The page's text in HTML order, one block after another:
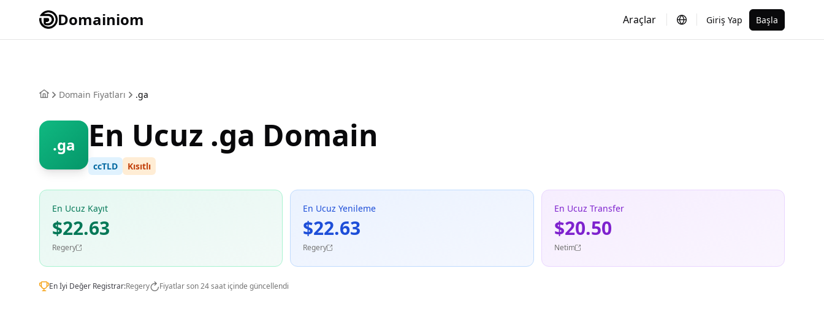
Domainiom Araçlar Giriş Yap Başla
Domain Fiyatları .ga
.ga En Ucuz .ga Domain
ccTLD Kısıtlı
En Ucuz Kayıt
$22.63
Regery
En Ucuz Yenileme
$22.63
Regery
En Ucuz Transfer
$20.50
Netim
En İyi Değer Registrar:Regery Fiyatlar son 24 saat içinde güncellendi